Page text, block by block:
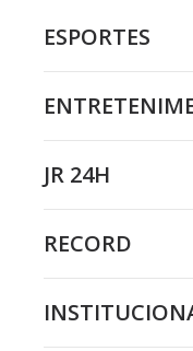
ESPORTES
JR 24H
RECORD